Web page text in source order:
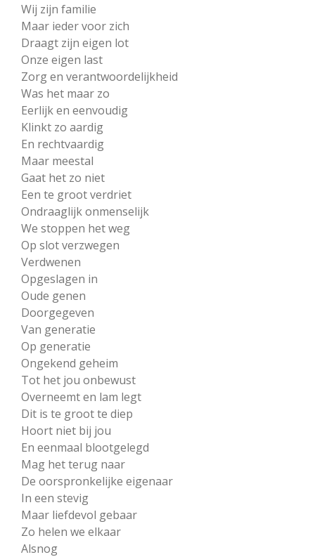
Wij zijn familie
Maar ieder voor zich
Draagt zijn eigen lot
Onze eigen last
Zorg en verantwoordelijkheid
Was het maar zo
Eerlijk en eenvoudig
Klinkt zo aardig
En rechtvaardig
Maar meestal
Gaat het zo niet
Een te groot verdriet
Ondraaglijk onmenselijk
We stoppen het weg
Op slot verzwegen
Verdwenen
Opgeslagen in
Oude genen
Doorgegeven
Van generatie
Op generatie
Ongekend geheim
Tot het jou onbewust
Overneemt en lam legt
Dit is te groot te diep
Hoort niet bij jou
En eenmaal blootgelegd
Mag het terug naar
De oorspronkelijke eigenaar
In een stevig
Maar liefdevol gebaar
Zo helen we elkaar
Alsnog